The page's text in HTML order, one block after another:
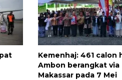
Kemenhaj: 461 calon
Ambon berangkat via
Makassar pada 7 Mei
160 ribu sambungan
jaringan gas 2026
2026-08-07 18:00:00